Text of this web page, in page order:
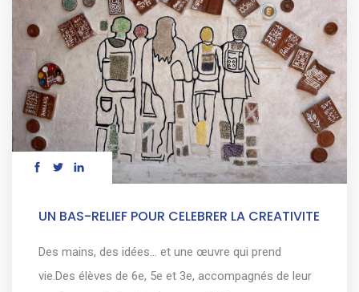
UN BAS-RELIEF POUR CELEBRER LA CREATIVITE
Des mains, des idées… et une œuvre qui prend
vie.Des élèves de 6e, 5e et 3e, accompagnés de leur